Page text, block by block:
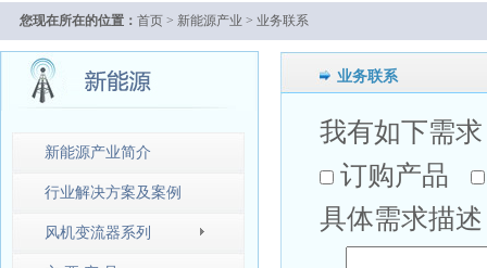
您现在所在的位置： 首页 > 新能源产业 > 业务联系
新能源产业简介
行业解决方案及案例
风机变流器系列
业务联系
我有如下需
订购产品
具体需求描